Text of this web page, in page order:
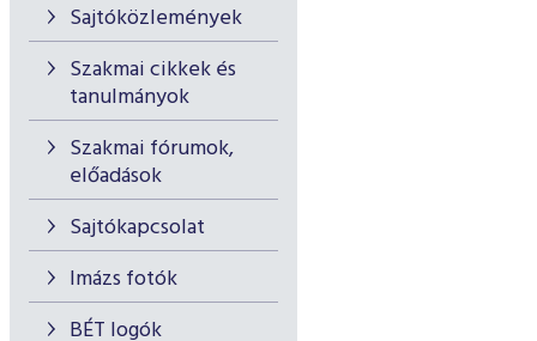
Sajtóközlemények
Szakmai cikkek és
tanulmányok
Szakmai fórumok,
előadások
Sajtókapcsolat
Imázs fotók
BÉT logók